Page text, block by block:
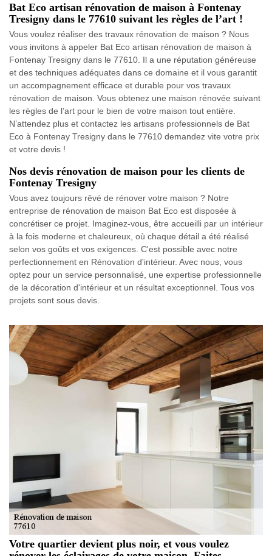
Bat Eco artisan rénovation de maison à Fontenay
Tresigny dans le 77610 suivant les règles de l’art !
Vous voulez réaliser des travaux rénovation de maison ? Nous
vous invitons à appeler Bat Eco artisan rénovation de maison à
Fontenay Tresigny dans le 77610. Il a une réputation généreuse
et des techniques adéquates dans ce domaine et il vous garantit
un accompagnement efficace et durable pour vos travaux
rénovation de maison. Vous obtenez une maison rénovée suivant
les règles de l’art pour le bien de votre maison tout entière.
N’attendez plus et contactez les artisans professionnels de Bat
Eco à Fontenay Tresigny dans le 77610 demandez vite votre prix
et votre devis !
Nos devis rénovation de maison pour les clients de
Fontenay Tresigny
Vous avez toujours rêvé de rénover votre maison ? Notre
entreprise de rénovation de maison Bat Eco est disposée à
concrétiser ce projet. Imaginez-vous, être accueilli par un intérieur
à la fois moderne et chaleureux, où chaque détail a été réalisé
selon vos goûts et vos exigences. C'est possible avec notre
perfectionnement en Rénovation d'intérieur. Avec nous, vous
optez pour un service personnalisé, une expertise professionnelle
de la décoration d'intérieur et un résultat exceptionnel. Tous vos
projets sont sous devis.
Votre quartier devient plus noir, et vous voulez